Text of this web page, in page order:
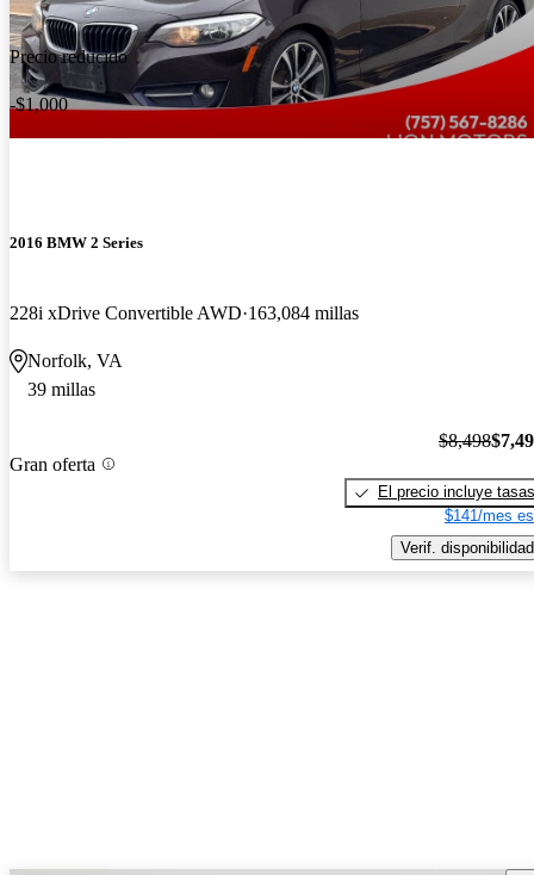
Precio reducido
-$1,000
2016 BMW 2 Series
228i xDrive Convertible AWD 163,084 millas
Norfolk, VA
39 millas
Gran oferta
$8,498
El precio incluye tasas
$141/mes
Verif. disponibilidad